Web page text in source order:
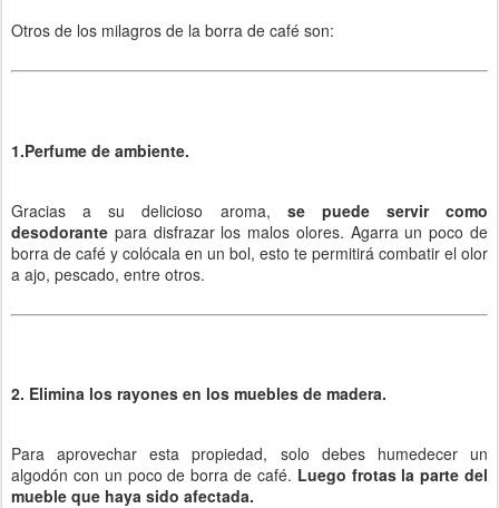
Otros de los milagros de la borra de café son:
1.Perfume de ambiente.
Gracias a su delicioso aroma, se puede servir como
desodorante para disfrazar los malos olores. Agarra un poco de
borra de café y colócala en un bol, esto te permitirá combatir el olor
a ajo, pescado, entre otros.
2. Elimina los rayones en los muebles de madera.
Para aprovechar esta propiedad, solo debes humedecer un
algodón con un poco de borra de café. Luego frotas la parte del
mueble que haya sido afectada.